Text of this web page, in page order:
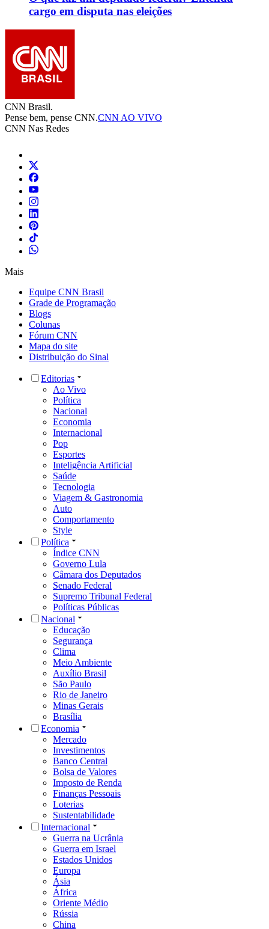
cargo em disputa nas eleições
CNN Brasil.
Pense bem, pense CNN.CNN AO VIVO
CNN Nas Redes
Mais
Equipe CNN Brasil
Grade de Programação
Blogs
Colunas
Fórum CNN
Mapa do site
Distribuição do Sinal
Editorias
Ao Vivo
Política
Nacional
Economia
Internacional
Pop
Esportes
Inteligência Artificial
Saúde
Tecnologia
Viagem & Gastronomia
Auto
Comportamento
Style
Política
Índice CNN
Governo Lula
Câmara dos Deputados
Senado Federal
Supremo Tribunal Federal
Políticas Públicas
Nacional
Educação
Segurança
Clima
Meio Ambiente
Auxílio Brasil
São Paulo
Rio de Janeiro
Minas Gerais
Brasília
Economia
Mercado
Investimentos
Banco Central
Bolsa de Valores
Imposto de Renda
Finanças Pessoais
Loterias
Sustentabilidade
Internacional
Guerra na Ucrânia
Guerra em Israel
Estados Unidos
Europa
Ásia
África
Oriente Médio
Rússia
China